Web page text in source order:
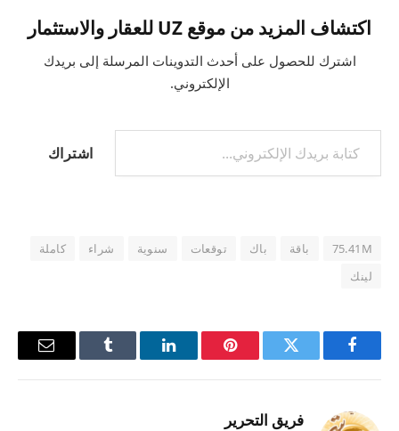
اكتشاف المزيد من موقع UZ للعقار والاستثمار
اشترك للحصول على أحدث التدوينات المرسلة إلى بريدك
الإلكتروني.
كتابة بريدك الإلكتروني...
اشتراك
75.41M باقة باك توقعات سنوية شراء
كاملة
لينك
فيسبوك تويتر بينتيريستلينكدإن Tumblr
البريد
فريق التحرير